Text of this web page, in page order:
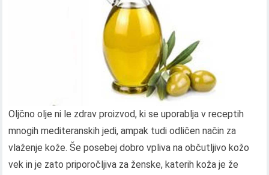
Oljčno olje ni le zdrav proizvod, ki se uporablja v receptih
mnogih mediteranskih jedi, ampak tudi odličen način za
vlaženje kože. Še posebej dobro vpliva na občutljivo kožo
vek in je zato priporočljiva za ženske, katerih koža je že